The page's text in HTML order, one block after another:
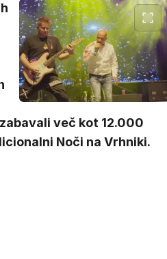
več kot 12.000
Noči na Vrhniki.